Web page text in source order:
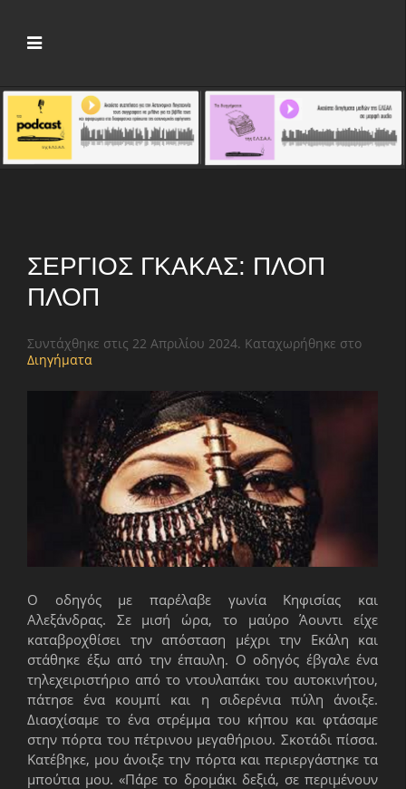
ΣΈΡΓΙΟΣ ΓΚΆΚΑΣ: ΠΛΟΠ
ΠΛΟΠ
Συντάχθηκε στις 22 Απριλίου 2024. Καταχωρήθηκε στο
Διηγήματα
Ο οδηγός με παρέλαβε γωνία Κηφισίας και
Αλεξάνδρας. Σε μισή ώρα, το μαύρο Άουντι είχε
καταβροχθίσει την απόσταση μέχρι την Εκάλη και
στάθηκε έξω από την έπαυλη. Ο οδηγός έβγαλε ένα
τηλεχειριστήριο από το ντουλαπάκι του αυτοκινήτου,
πάτησε ένα κουμπί και η σιδερένια πύλη άνοιξε.
Διασχίσαμε το ένα στρέμμα του κήπου και φτάσαμε
στην πόρτα του πέτρινου μεγαθήριου. Σκοτάδι πίσσα.
Κατέβηκε, μου άνοιξε την πόρτα και περιεργάστηκε τα
μπούτια μου. «Πάρε το δρομάκι δεξιά, σε περιμένουν